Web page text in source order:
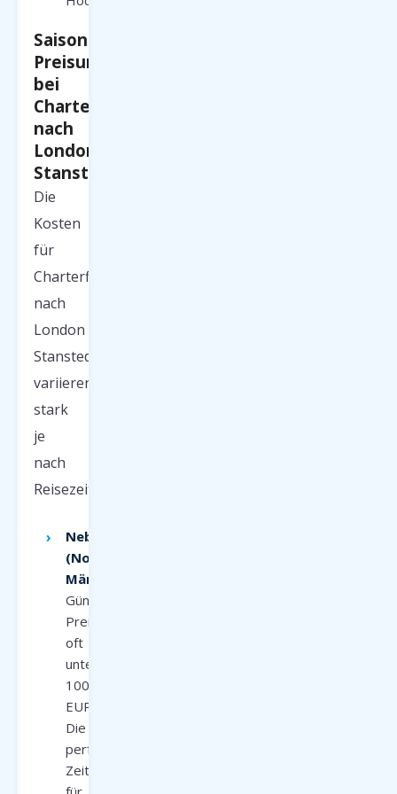
Saisonale
Preisunterschiede
bei
Charterflügen
nach
London
Stansted
Die
Kosten
für
Charterflüge
nach
London
Stansted
variieren
stark
je
nach
Reisezeit:
Nebensaison
(November–
März):
Günstigste
Preise,
oft
unter
100
EUR.
Die
perfekte
Zeit